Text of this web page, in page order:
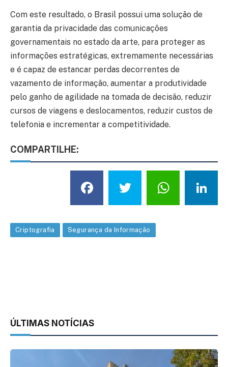
Com este resultado, o Brasil possui uma solução de
garantia da privacidade das comunicações
governamentais no estado da arte, para proteger as
informações estratégicas, extremamente necessárias
e é capaz de estancar perdas decorrentes de
vazamento de informação, aumentar a produtividade
pelo ganho de agilidade na tomada de decisão, reduzir
cursos de viagens e deslocamentos, reduzir custos de
telefonia e incrementar a competitividade.
COMPARTILHE:
Facebook
Twitter
Criptografia Segurança da Informação
ÚLTIMAS NOTÍCIAS